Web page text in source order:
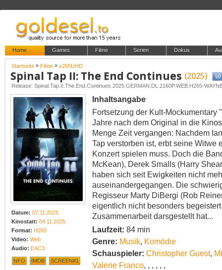
Home Games Filme Serien Dokus
Startseite » Filme » x265UHD
Spinal Tap II: The End Continues (2025)
Release: Spinal.Tap.II.The.End.Continues.2025.GERMAN.DL.2160P.WEB.H265-
Datum: 07.11.2025
Kinostart: 04.11.2025
Format: H265
Video: Web
Audio: EAC3
NFO IMDB SCREEN#1
Inhaltsangabe
Fortsetzung der Kult-Mockumentary
Jahre nach dem Original in die
Menge Zeit vergangen: Nachdem
Tap verstorben ist, erbt seine Witwe
Konzert spielen muss. Doch die
McKean), Derek Smalls (Harry
haben sich seit Ewigkeiten nicht
auseinandergegangen. Die
Regisseur Marty DiBergi (Rob
eigentlich nicht besonders
Zusammenarbeit darsgestellt hat...
Laufzeit: 84 min
Genre: Musik, Komödie
Schauspieler: Christopher Guest,
Valerie Franco, , , , , ,